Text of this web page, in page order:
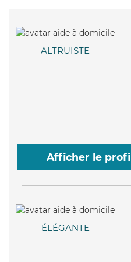
ALTRUISTE
Afficher le profil
ÉLÉGANTE